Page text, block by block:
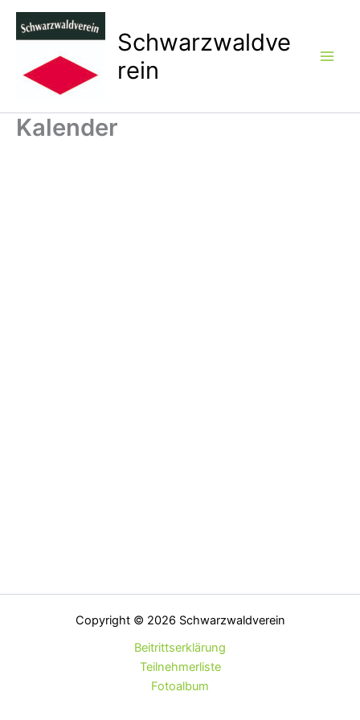
Zum
Inhalt
Schwarzwaldve
rein
Kalender
Copyright © 2026 Schwarzwaldverein
Beitrittserklärung
Teilnehmerliste
Fotoalbum